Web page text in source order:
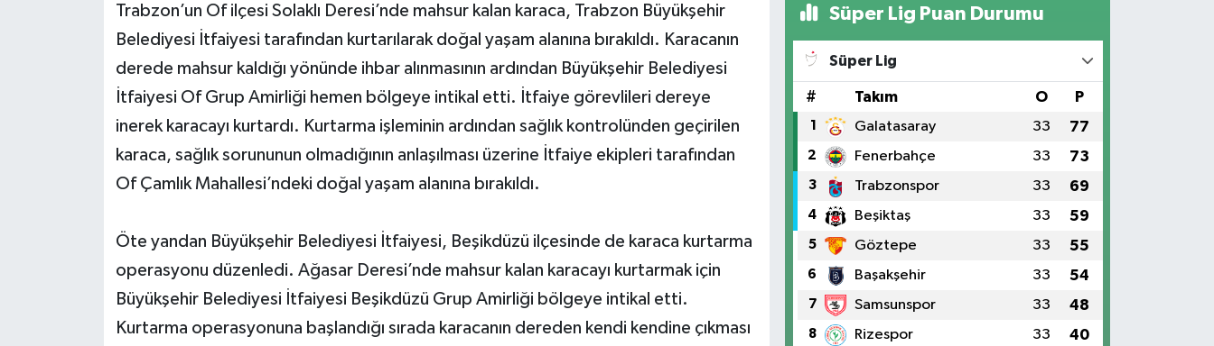
Trabzon’un Of ilçesi Solaklı Deresi’nde mahsur kalan karaca, Trabzon Büyükşehir
Belediyesi İtfaiyesi tarafından kurtarılarak doğal yaşam alanına bırakıldı. Karacanın
derede mahsur kaldığı yönünde ihbar alınmasının ardından Büyükşehir Belediyesi
İtfaiyesi Of Grup Amirliği hemen bölgeye intikal etti. İtfaiye görevlileri dereye
inerek karacayı kurtardı. Kurtarma işleminin ardından sağlık kontrolünden geçirilen
karaca, sağlık sorununun olmadığının anlaşılması üzerine İtfaiye ekipleri tarafından
Of Çamlık Mahallesi’ndeki doğal yaşam alanına bırakıldı.
Öte yandan Büyükşehir Belediyesi İtfaiyesi, Beşikdüzü ilçesinde de karaca kurtarma
operasyonu düzenledi. Ağasar Deresi’nde mahsur kalan karacayı kurtarmak için
Büyükşehir Belediyesi İtfaiyesi Beşikdüzü Grup Amirliği bölgeye intikal etti.
Kurtarma operasyonuna başlandığı sırada karacanın dereden kendi kendine çıkması
Süper Lig Puan Durumu
Süper Lig
# Takım O P
1 Galatasaray 33 77
2 Fenerbahçe 33 73
3 Trabzonspor 33 69
4 Beşiktaş 33 59
5 Göztepe 33 55
6 Başakşehir 33 54
7 Samsunspor 33 48
8 Rizespor 33 40